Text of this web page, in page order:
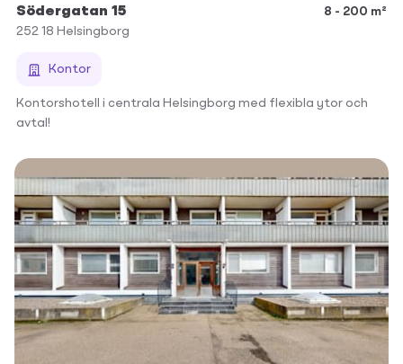
Södergatan 15
8 - 200 m²
252 18 Helsingborg
Kontor
Kontorshotell i centrala Helsingborg med flexibla ytor och
avtal!